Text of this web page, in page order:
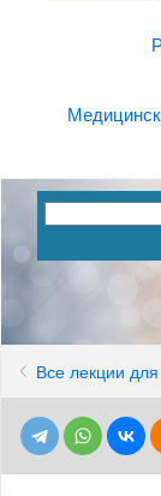
Все лекции